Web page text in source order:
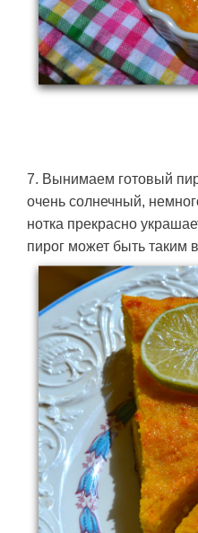
7. Вынимаем готовый
очень солнечный,
нотка прекрасно
пирог может быть таким